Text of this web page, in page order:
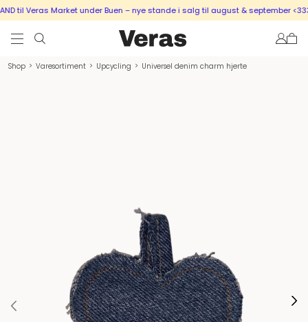
til Veras Market under Buen – nye stande i salg til august & september <333
Shop > Varesortiment > Upcycling > Universel denim charm hjerte